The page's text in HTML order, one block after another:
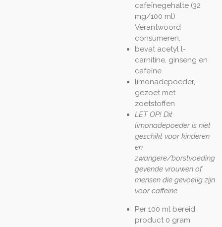
cafeïnegehalte (32
mg/100 ml)
Verantwoord
consumeren.
bevat acetyl l-
carnitine, ginseng en
cafeïne
limonadepoeder,
gezoet met
zoetstoffen
LET OP! Dit
limonadepoeder is niet
geschikt voor kinderen
en
zwangere/borstvoeding
gevende vrouwen of
mensen die gevoelig zijn
voor caffeïne.
Per 100 ml bereid
product 0 gram